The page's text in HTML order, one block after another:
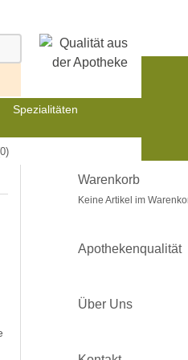
Spezialitäten
Warenkorb
Keine Artikel im
Apothekenqualität
Über Uns